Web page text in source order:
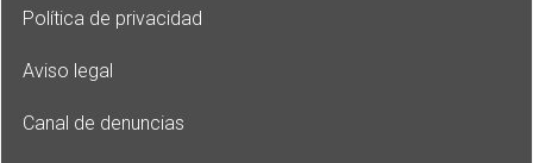
Política de privacidad
Aviso legal
Canal de denuncias